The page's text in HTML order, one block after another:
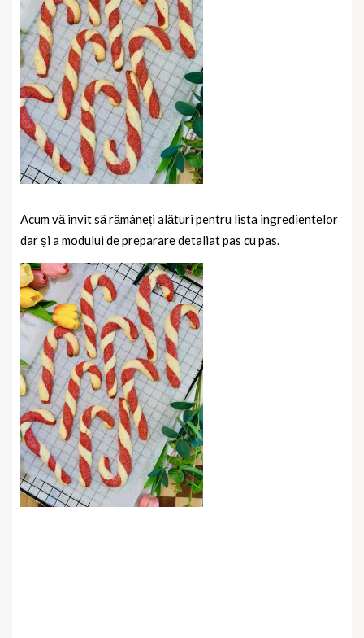
Acum vă invit să rămâneți alături pentru lista ingredientelor
dar și a modului de preparare detaliat pas cu pas.